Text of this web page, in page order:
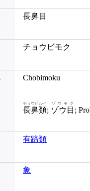
長鼻目
チョウビモク
Chobimoku
長鼻類
チョウビルイ
; ゾウ目
ゾウモク
;
有蹄類
象